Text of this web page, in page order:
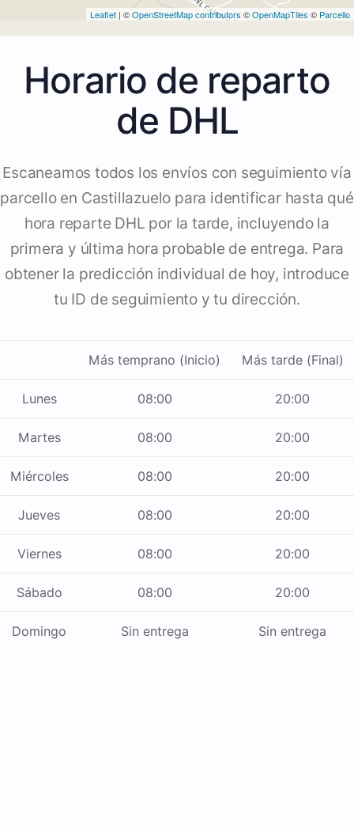
Leaflet | ©OpenStreetMap contributors ©OpenMapTiles © Parcello
Horario de reparto
de DHL
Escaneamos todos los envíos con seguimiento vía
parcello en Castillazuelo para identificar hasta qué
hora reparte DHL por la tarde, incluyendo la
primera y última hora probable de entrega. Para
obtener la predicción individual de hoy, introduce
tu ID de seguimiento y tu dirección.
Más temprano (Inicio) Más tarde (Final)
Lunes 08:00 20:00
Martes 08:00 20:00
Miércoles 08:00 20:00
Jueves 08:00 20:00
Viernes 08:00 20:00
Sábado 08:00 20:00
Domingo Sin entrega Sin entrega